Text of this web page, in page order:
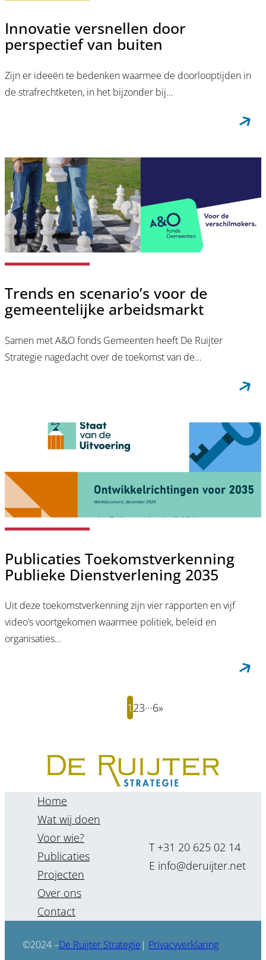
Innovatie versnellen door
perspectief van buiten
Zijn er ideeën te bedenken waarmee de doorlooptijden in
de strafrechtketen, in het bijzonder bij…
Trends en scenario’s voor de
gemeentelijke arbeidsmarkt
Samen met A&O fonds Gemeenten heeft De Ruijter
Strategie nagedacht over de toekomst van de…
Publicaties Toekomstverkenning
Publieke Dienstverlening 2035
Uit deze toekomstverkenning zijn vier rapporten en vijf
video’s voortgekomen waarmee politiek, beleid en
organisaties…
1 23…6»
Home
Wat wij doen
Voor wie?
Publicaties
Projecten
Over ons
Contact
T +31 20 625 02 14
E info@deruijter.net
©2024 –De Ruijter Strategie | Privacyverklaring